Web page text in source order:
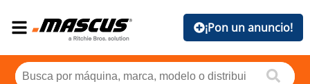
¡Pon un anuncio!